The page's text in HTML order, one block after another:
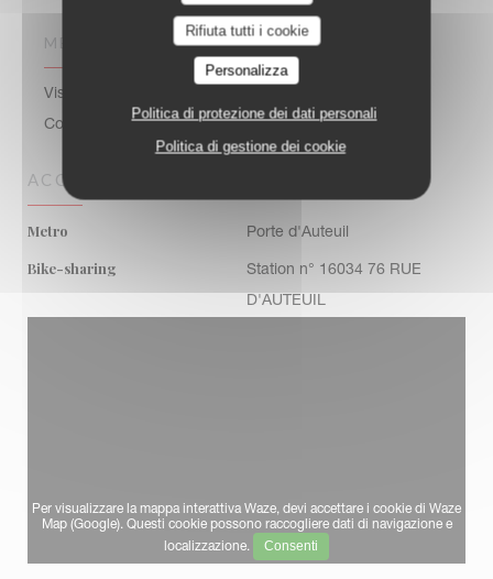
Rifiuta tutti i cookie
Personalizza
Politica di protezione dei dati personali
Politica di gestione dei cookie
METODO DI PAGAMENTO
Visa, Titoli Restaurant, Moneo, Eurocard / Mastercard,
Contanti, Assegni, Bancomat
ACCESSO
Metro Porte d'Auteuil
Bike-sharing
Station n° 16034 76 RUE
D'AUTEUIL
Per visualizzare la mappa interattiva Waze, devi accettare i cookie di Waze
Map (Google). Questi cookie possono raccogliere dati di navigazione e
localizzazione.
Consenti